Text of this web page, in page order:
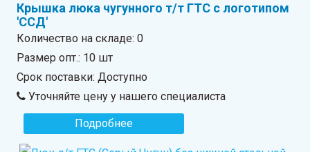
Крышка люка чугунного т/т ГТС с логотипом
'ССД'
Количество на складе:0
Размер опт.: 10 шт
Срок поставки: Доступно
Уточняйте цену у нашего специалиста
Подробнее